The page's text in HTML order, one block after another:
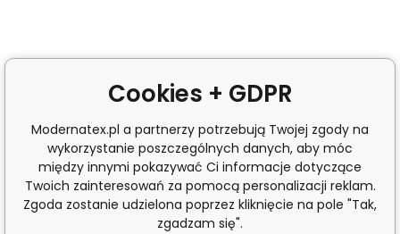
Cookies + GDPR
Modernatex.pl a partnerzy potrzebują Twojej zgody na
wykorzystanie poszczególnych danych, aby móc
między innymi pokazywać Ci informacje dotyczące
Twoich zainteresowań za pomocą personalizacji reklam.
Zgoda zostanie udzielona poprzez kliknięcie na pole "Tak,
zgadzam się".